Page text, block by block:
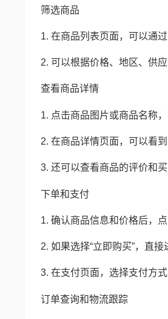
筛选商品
1. 在商品列表页面，可以通
2. 可以根据价格、地区、供
查看商品详情
1. 点击商品图片或商品名称
2. 在商品详情页面，可以看
3. 还可以查看商品的评价和
下单和支付
1. 确认商品信息和价格后，点
2. 如果选择“立即购买”，直
3. 在支付页面，选择支付方
订单查询和物流跟踪